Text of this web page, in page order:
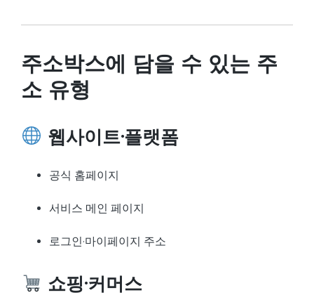
주소박스에 담을 수 있는 주
소 유형
웹사이트·플랫폼
공식 홈페이지
서비스 메인 페이지
로그인·마이페이지 주소
쇼핑·커머스